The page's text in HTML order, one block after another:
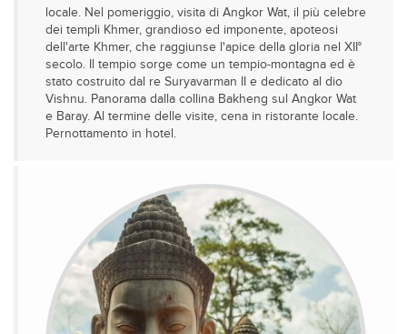
locale. Nel pomeriggio, visita di Angkor Wat, il più celebre
dei templi Khmer, grandioso ed imponente, apoteosi
dell'arte Khmer, che raggiunse l'apice della gloria nel XII°
secolo. Il tempio sorge come un tempio-montagna ed è
stato costruito dal re Suryavarman II e dedicato al dio
Vishnu. Panorama dalla collina Bakheng sul Angkor Wat
e Baray. Al termine delle visite, cena in ristorante locale.
Pernottamento in hotel.